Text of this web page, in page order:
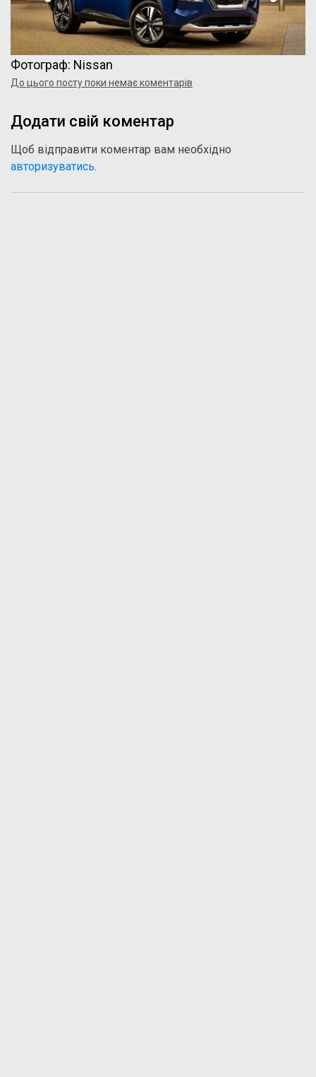
Фотограф: Nissan
До цього посту поки немає коментарів
Додати свій коментар
Щоб відправити коментар вам необхідно
авторизуватись.